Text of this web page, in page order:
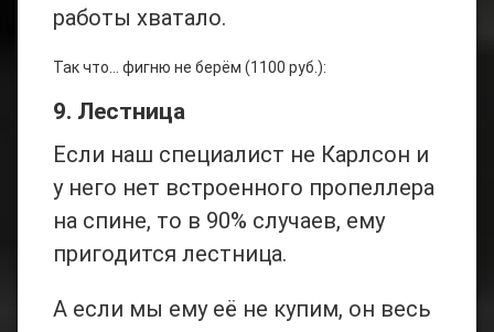
работы хватало.
Так что… фигню не берём (1100 руб.):
9. Лестница
Если наш специалист не Карлсон и
у него нет встроенного пропеллера
на спине, то в 90% случаев, ему
пригодится лестница.
А если мы ему её не купим, он весь